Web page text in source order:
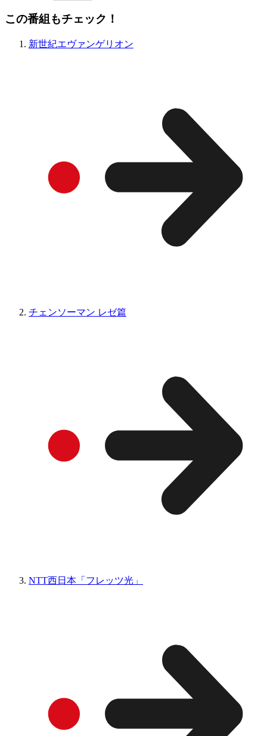
この番組もチェック！
新世紀エヴァンゲリオン
チェンソーマン レゼ篇
NTT西日本「フレッツ光」